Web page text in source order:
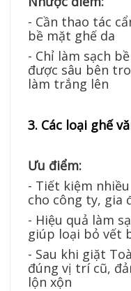
- Cần thao tác
bề mặt ghế da
- Chỉ làm sạch
được sâu bên
làm trắng lên
3. Các loại ghế
Ưu điểm:
- Tiết kiệm
cho công ty, gia
- Hiệu quả làm
giúp loại bỏ vết
- Sau khi giặt
đúng vị trí cũ,
lộn xộn